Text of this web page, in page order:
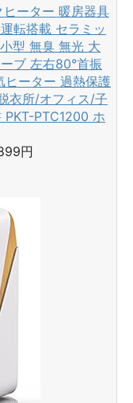
ーター 暖房器具
転搭載 セラミッ
型 無臭 無光 大
ブ 左右80°首振
ヒーター 過熱保護
衣所/オフィス/子
PKT-PTC1200 ホ
円